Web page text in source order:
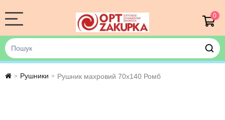
0
> Рушники > Рушник махровий 70х140 Ромб